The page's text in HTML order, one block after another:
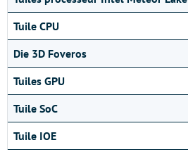
Tuile CPU
Die 3D Foveros
Tuiles GPU
Tuile SoC
Tuile IOE